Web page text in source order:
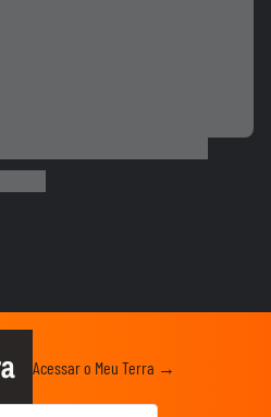
mãe durante...
sistema de saúde dos EUA ao
Acessar o Meu Terra →